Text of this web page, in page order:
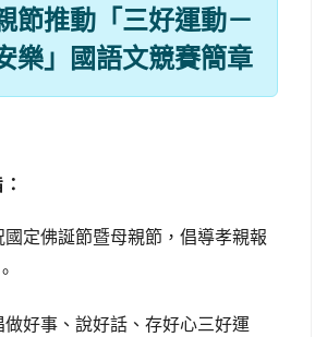
節推動「三好運動－
樂」國語文競賽簡章
國定佛誕節暨母親節，倡導孝親報
做好事、說好話、存好心三好運